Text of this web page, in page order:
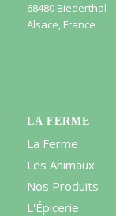
68480 Biederthal
Alsace, France
LA FERME
La Ferme
Les Animaux
Nos Produits
L'Épicerie